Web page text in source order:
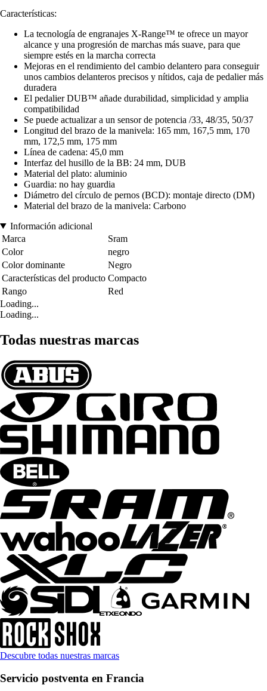
Características:
La tecnología de engranajes X-Range™ te ofrece un mayor
alcance y una progresión de marchas más suave, para que
siempre estés en la marcha correcta
Mejoras en el rendimiento del cambio delantero para conseguir
unos cambios delanteros precisos y nítidos, caja de pedalier más
duradera
El pedalier DUB™ añade durabilidad, simplicidad y amplia
compatibilidad
Se puede actualizar a un sensor de potencia /33, 48/35, 50/37
Longitud del brazo de la manivela: 165 mm, 167,5 mm, 170
mm, 172,5 mm, 175 mm
Línea de cadena: 45,0 mm
Interfaz del husillo de la BB: 24 mm, DUB
Material del plato: aluminio
Guardia: no hay guardia
Diámetro del círculo de pernos (BCD): montaje directo (DM)
Material del brazo de la manivela: Carbono
Información adicional
Marca
Sram
Color
negro
Color dominante
Negro
Características del producto Compacto
Rango
Red
Loading...
Loading...
Todas nuestras marcas
Descubre todas nuestras marcas
Servicio postventa en Francia